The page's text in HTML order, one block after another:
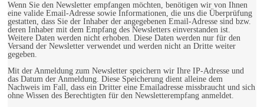
Wenn Sie den Newsletter empfangen möchten, benötigen wir von Ihnen
eine valide Email-Adresse sowie Informationen, die uns die Überprüfung
gestatten, dass Sie der Inhaber der angegebenen Email-Adresse sind bzw.
deren Inhaber mit dem Empfang des Newsletters einverstanden ist.
Weitere Daten werden nicht erhoben. Diese Daten werden nur für den
Versand der Newsletter verwendet und werden nicht an Dritte weiter
gegeben.
Mit der Anmeldung zum Newsletter speichern wir Ihre IP-Adresse und
das Datum der Anmeldung. Diese Speicherung dient alleine dem
Nachweis im Fall, dass ein Dritter eine Emailadresse missbraucht und sich
ohne Wissen des Berechtigten für den Newsletterempfang anmeldet.